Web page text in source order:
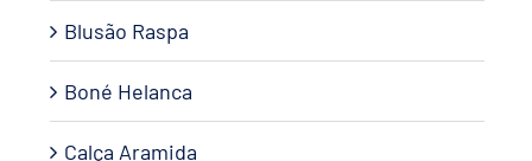
Blusão Raspa
Boné Helanca
Calça Aramida